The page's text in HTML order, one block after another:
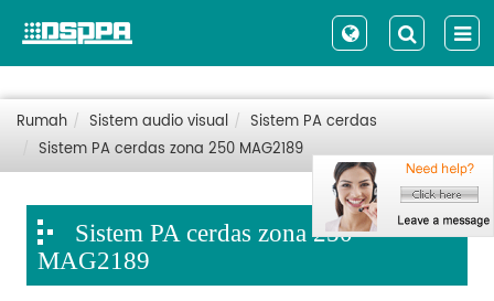
Rumah Sistem audio visual
Sistem PA cerdas
Sistem PA cerdas zona 250 MAG2189
Sistem PA cerdas zona 250
MAG2189